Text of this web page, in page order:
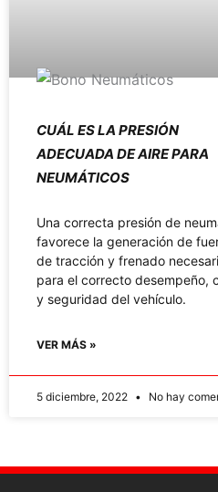
CUÁL ES LA PRESIÓN
ADECUADA DE AIRE PARA
NEUMÁTICOS
Una correcta presión de
favorece la generación de
de tracción y frenado
para el correcto desempeño,
y seguridad del vehículo.
VER MÁS »
5 diciembre, 2022 No hay